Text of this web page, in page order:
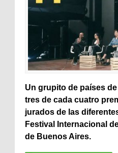
Un grupito de países
tres de cada cuatro
jurados de las
Festival Internacional
de Buenos Aires.